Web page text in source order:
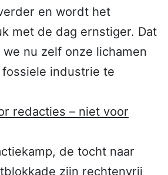
en wordt het
met de dag ernstiger. Dat
nu zelf onze lichamen
industrie te
redacties – niet voor
de tocht naar
zijn rechtenvrij